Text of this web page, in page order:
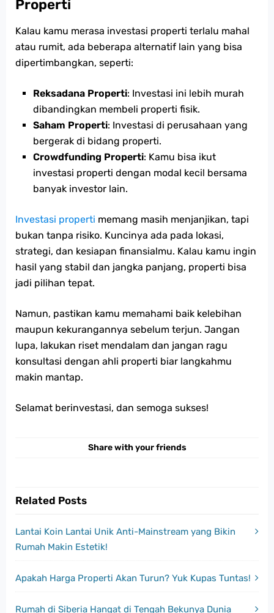
Properti
Kalau kamu merasa investasi properti terlalu mahal
atau rumit, ada beberapa alternatif lain yang bisa
dipertimbangkan, seperti:
Reksadana Properti: Investasi ini lebih murah
dibandingkan membeli properti fisik.
Saham Properti: Investasi di perusahaan yang
bergerak di bidang properti.
Crowdfunding Properti: Kamu bisa ikut
investasi properti dengan modal kecil bersama
banyak investor lain.
Investasi properti memang masih menjanjikan, tapi
bukan tanpa risiko. Kuncinya ada pada lokasi,
strategi, dan kesiapan finansialmu. Kalau kamu ingin
hasil yang stabil dan jangka panjang, properti bisa
jadi pilihan tepat.
Namun, pastikan kamu memahami baik kelebihan
maupun kekurangannya sebelum terjun. Jangan
lupa, lakukan riset mendalam dan jangan ragu
konsultasi dengan ahli properti biar langkahmu
makin mantap.
Selamat berinvestasi, dan semoga sukses!
Share with your friends
Related Posts
Lantai Koin Lantai Unik Anti-Mainstream yang Bikin
Rumah Makin Estetik!
Apakah Harga Properti Akan Turun? Yuk Kupas Tuntas!
Rumah di Siberia Hangat di Tengah Bekunya Dunia